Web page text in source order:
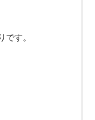
す。